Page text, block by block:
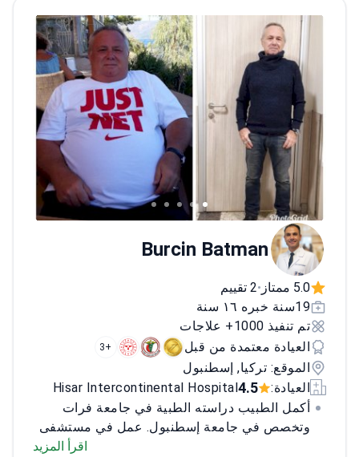
الطبيب بتأليف أكثر من 40 منشورًا في أبحاث
السرطان وهو عضو في جمعية الأورام الطبية
التركية والجمعية الأوروبية للرأس والعنق.<\/p>
Burcin Batman
5.0 ممتاز •2 تقييم
19سنة خبره ١٦ سنة
تم تنفيذ 1000+ علاجات
العيادة معتمدة من قبل
+3
الموقع: تركيا, إسطنبول
العيادة:
4.5
Hisar Intercontinental Hospital
أكمل الطبيب دراسته الطبية في جامعة فرات
وتخصص في جامعة إسطنبول. عمل في مستشفى
اقرأ المزيد